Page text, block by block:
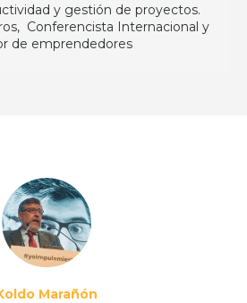
y gestión de proyectos.
Conferencista Internacional y
de emprendedores
Marañón